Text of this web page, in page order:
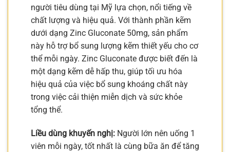
người tiêu dùng tại Mỹ lựa chọn, nổi tiếng về
chất lượng và hiệu quả. Với thành phần kẽm
dưới dạng Zinc Gluconate 50mg, sản phẩm
này hỗ trợ bổ sung lượng kẽm thiết yếu cho cơ
thể mỗi ngày. Zinc Gluconate được biết đến là
một dạng kẽm dễ hấp thu, giúp tối ưu hóa
hiệu quả của việc bổ sung khoáng chất này
trong việc cải thiện miễn dịch và sức khỏe
tổng thể.
Liều dùng khuyến nghị: Người lớn nên uống 1
viên mỗi ngày, tốt nhất là cùng bữa ăn để tăng